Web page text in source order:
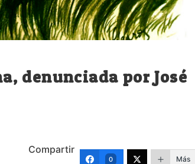
denunciada por José
Compartir
0 Más